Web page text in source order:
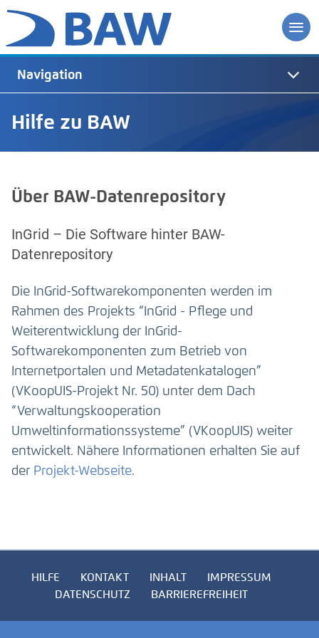
Hilfe zu BAW
Navigation
Über BAW-Datenrepository
InGrid – Die Software hinter BAW-
Datenrepository
Die InGrid-Softwarekomponenten werden im
Rahmen des Projekts “InGrid - Pflege und
Weiterentwicklung der InGrid-
Softwarekomponenten zum Betrieb von
Internetportalen und Metadatenkatalogen”
(VKoopUIS-Projekt Nr. 50) unter dem Dach
“Verwaltungskooperation
Umweltinformationssysteme” (VKoopUIS) weiter
entwickelt. Nähere Informationen erhalten Sie auf
der Projekt-Webseite.
HILFE KONTAKT INHALT
IMPRESSUM
DATENSCHUTZ
BARRIEREFREIHEIT